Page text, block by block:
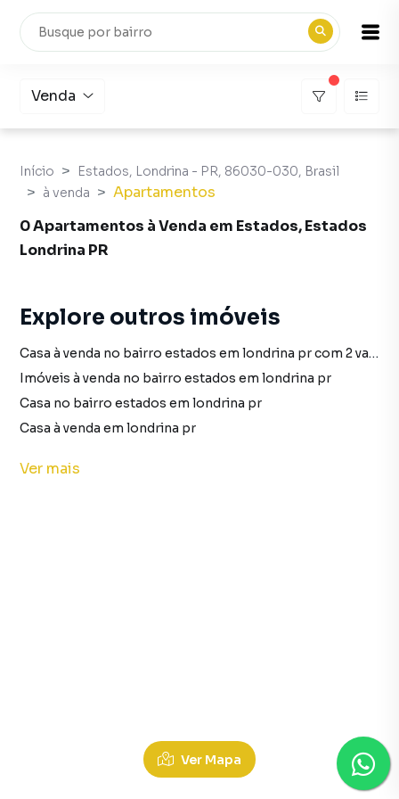
Venda
Início
Estados, Londrina - PR, 86030-030, Brasil
à venda
Apartamentos
0 Apartamentos à Venda em Estados, Estados
Londrina PR
Explore outros imóveis
Casa à venda no bairro estados em londrina pr com 2 vagas
Imóveis à venda no bairro estados em londrina pr
Casa no bairro estados em londrina pr
Casa à venda em londrina pr
Casa em londrina pr
Ver mais
Ver Mapa